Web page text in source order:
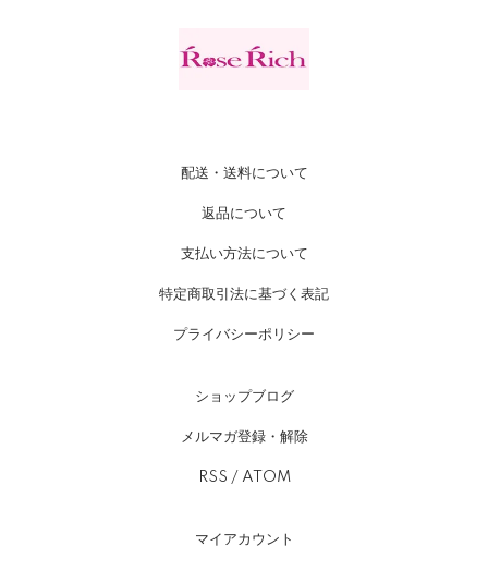
配送・送料について
返品について
支払い方法について
特定商取引法に基づく表記
プライバシーポリシー
ショップブログ
メルマガ登録・解除
RSS / ATOM
マイアカウント